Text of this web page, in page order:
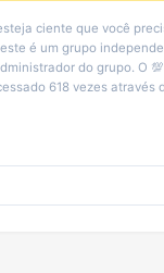
ciente que você
é um grupo
do grupo. O
618 vezes através